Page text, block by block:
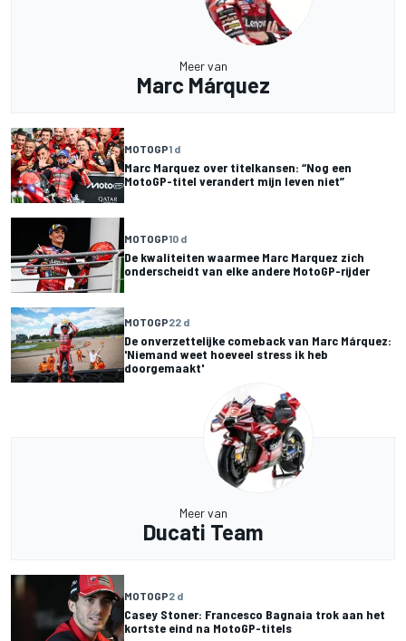
Meer van
Marc Márquez
MOTOGP1 d
Marc Marquez over titelkansen: “Nog een
MotoGP-titel verandert mijn leven niet”
MOTOGP10 d
De kwaliteiten waarmee Marc Marquez zich
onderscheidt van elke andere MotoGP-rijder
MOTOGP22 d
De onverzettelijke comeback van Marc Márquez:
'Niemand weet hoeveel stress ik heb
doorgemaakt'
Meer van
Ducati Team
MOTOGP2 d
Casey Stoner: Francesco Bagnaia trok aan het
kortste eind na MotoGP-titels